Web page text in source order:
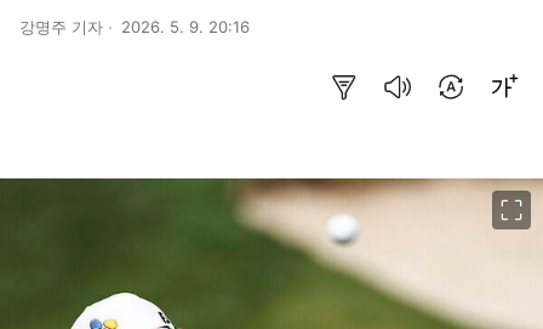
강명주 기자 2026. 5. 9. 20:16